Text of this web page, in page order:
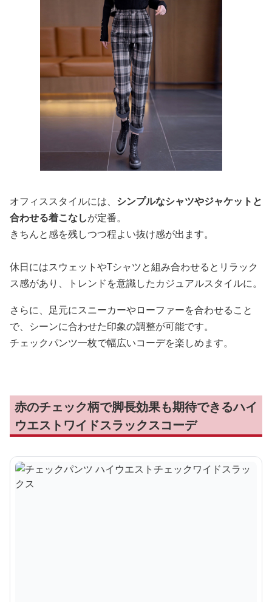
オフィススタイルには、 シンプルなシャツやジャケットと
合わせる着こなしが定番。
きちんと感を残しつつ程よい抜け感が出ます。
休日にはスウェットやTシャツと組み合わせるとリラック
ス感があり、トレンドを意識したカジュアルスタイルに。
さらに、足元にスニーカーやローファーを合わせること
で、シーンに合わせた印象の調整が可能です。
チェックパンツ一枚で幅広いコーデを楽しめます。
赤のチェック柄で脚長効果も期待できるハイ
ウエストワイドスラックスコーデ